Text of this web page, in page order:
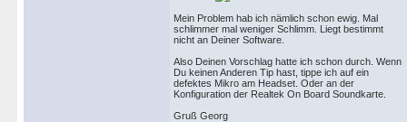
Mein Problem hab ich nämlich schon ewig. Mal
schlimmer mal weniger Schlimm. Liegt bestimmt
nicht an Deiner Software.
Also Deinen Vorschlag hatte ich schon durch. Wenn
Du keinen Anderen Tip hast, tippe ich auf ein
defektes Mikro am Headset. Oder an der
Konfiguration der Realtek On Board Soundkarte.
Gruß Georg